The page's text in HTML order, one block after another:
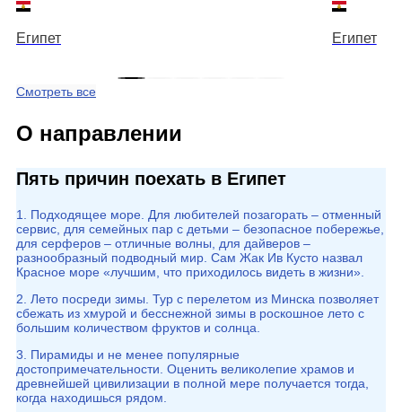
Египет Египет
Смотреть все
О направлении
Пять причин поехать в Египет
1. Подходящее море. Для любителей позагорать – отменный
сервис, для семейных пар с детьми – безопасное побережье,
для серферов – отличные волны, для дайверов –
разнообразный подводный мир. Сам Жак Ив Кусто назвал
Красное море «лучшим, что приходилось видеть в жизни».
2. Лето посреди зимы. Тур с перелетом из Минска позволяет
сбежать из хмурой и бесснежной зимы в роскошное лето с
большим количеством фруктов и солнца.
3. Пирамиды и не менее популярные
достопримечательности. Оценить великолепие храмов и
древнейшей цивилизации в полной мере получается тогда,
когда находишься рядом.